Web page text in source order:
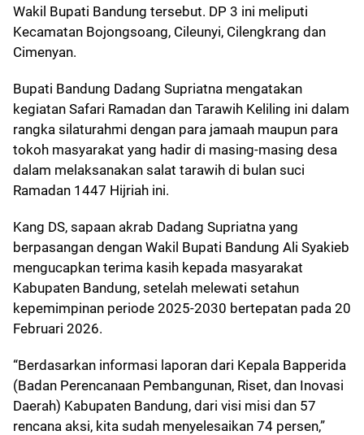
Wakil Bupati Bandung tersebut. DP 3 ini meliputi
Kecamatan Bojongsoang, Cileunyi, Cilengkrang dan
Cimenyan.
Bupati Bandung Dadang Supriatna mengatakan
kegiatan Safari Ramadan dan Tarawih Keliling ini dalam
rangka silaturahmi dengan para jamaah maupun para
tokoh masyarakat yang hadir di masing-masing desa
dalam melaksanakan salat tarawih di bulan suci
Ramadan 1447 Hijriah ini.
Kang DS, sapaan akrab Dadang Supriatna yang
berpasangan dengan Wakil Bupati Bandung Ali Syakieb
mengucapkan terima kasih kepada masyarakat
Kabupaten Bandung, setelah melewati setahun
kepemimpinan periode 2025-2030 bertepatan pada 20
Februari 2026.
“Berdasarkan informasi laporan dari Kepala Bapperida
(Badan Perencanaan Pembangunan, Riset, dan Inovasi
Daerah) Kabupaten Bandung, dari visi misi dan 57
rencana aksi, kita sudah menyelesaikan 74 persen,”